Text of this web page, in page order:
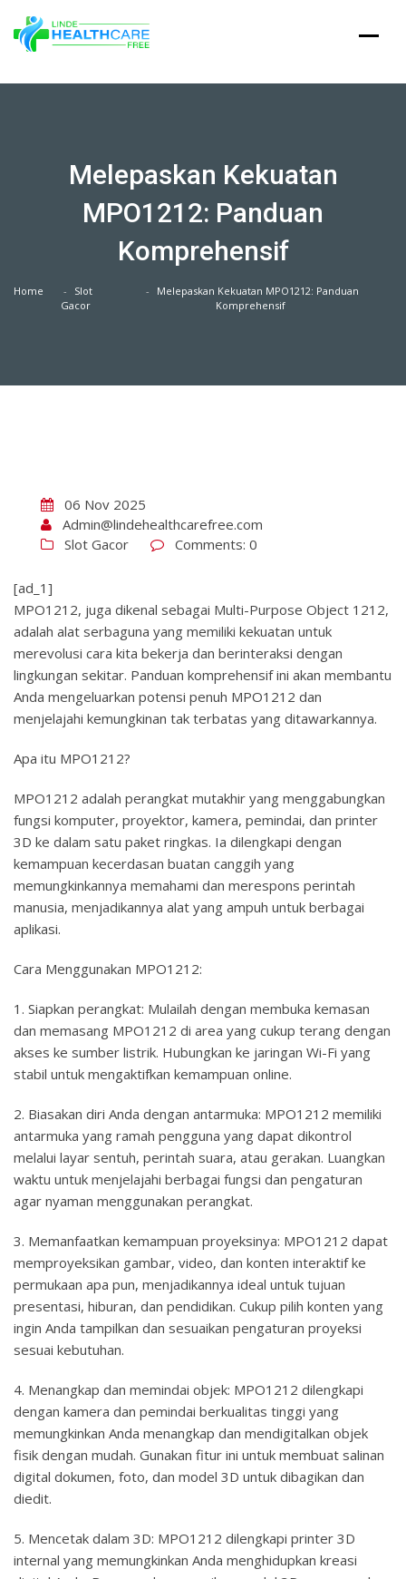
Melepaskan Kekuatan
MPO1212: Panduan
Komprehensif
Home
Slot
Gacor
Melepaskan Kekuatan MPO1212: Panduan
Komprehensif
06 Nov 2025
Admin@lindehealthcarefree.com
Slot Gacor
Comments: 0
[ad_1]
MPO1212, juga dikenal sebagai Multi-Purpose Object 1212,
adalah alat serbaguna yang memiliki kekuatan untuk
merevolusi cara kita bekerja dan berinteraksi dengan
lingkungan sekitar. Panduan komprehensif ini akan membantu
Anda mengeluarkan potensi penuh MPO1212 dan
menjelajahi kemungkinan tak terbatas yang ditawarkannya.
Apa itu MPO1212?
MPO1212 adalah perangkat mutakhir yang menggabungkan
fungsi komputer, proyektor, kamera, pemindai, dan printer
3D ke dalam satu paket ringkas. Ia dilengkapi dengan
kemampuan kecerdasan buatan canggih yang
memungkinkannya memahami dan merespons perintah
manusia, menjadikannya alat yang ampuh untuk berbagai
aplikasi.
Cara Menggunakan MPO1212:
1. Siapkan perangkat: Mulailah dengan membuka kemasan
dan memasang MPO1212 di area yang cukup terang dengan
akses ke sumber listrik. Hubungkan ke jaringan Wi-Fi yang
stabil untuk mengaktifkan kemampuan online.
2. Biasakan diri Anda dengan antarmuka: MPO1212 memiliki
antarmuka yang ramah pengguna yang dapat dikontrol
melalui layar sentuh, perintah suara, atau gerakan. Luangkan
waktu untuk menjelajahi berbagai fungsi dan pengaturan
agar nyaman menggunakan perangkat.
3. Memanfaatkan kemampuan proyeksinya: MPO1212 dapat
memproyeksikan gambar, video, dan konten interaktif ke
permukaan apa pun, menjadikannya ideal untuk tujuan
presentasi, hiburan, dan pendidikan. Cukup pilih konten yang
ingin Anda tampilkan dan sesuaikan pengaturan proyeksi
sesuai kebutuhan.
4. Menangkap dan memindai objek: MPO1212 dilengkapi
dengan kamera dan pemindai berkualitas tinggi yang
memungkinkan Anda menangkap dan mendigitalkan objek
fisik dengan mudah. Gunakan fitur ini untuk membuat salinan
digital dokumen, foto, dan model 3D untuk dibagikan dan
diedit.
5. Mencetak dalam 3D: MPO1212 dilengkapi printer 3D
internal yang memungkinkan Anda menghidupkan kreasi